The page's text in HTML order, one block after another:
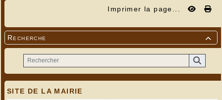
Imprimer la page...

Recherche
SITE DE LA MAIRIE